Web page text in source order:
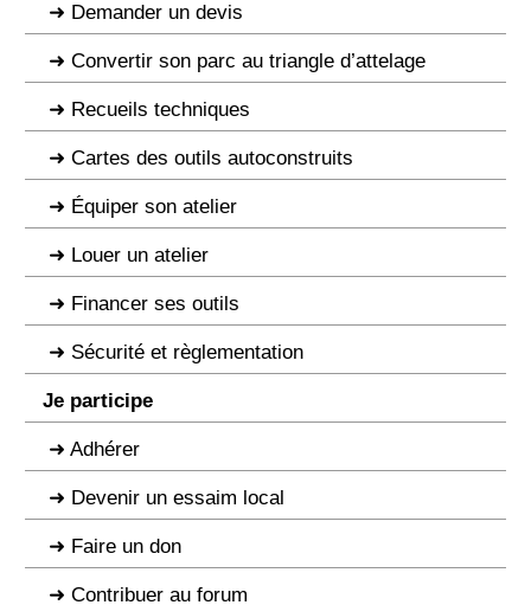
Demander un devis
Convertir son parc au triangle d’attelage
Recueils techniques
Cartes des outils autoconstruits
Équiper son atelier
Louer un atelier
Financer ses outils
Sécurité et règlementation
Je participe
Adhérer
Devenir un essaim local
Faire un don
Contribuer au forum